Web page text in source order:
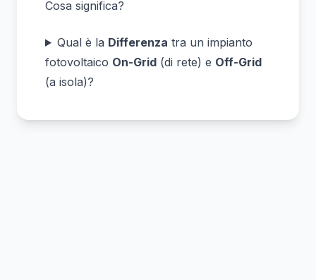
Cosa significa?
Qual è la Differenza tra un impianto
fotovoltaico On-Grid (di rete) e Off-Grid
(a isola)?